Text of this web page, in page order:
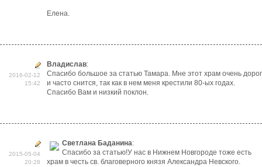
Елена.
2016-02-12
15:42
Владислав:
Спасибо большое за статью Тамара. Мне этот храм очень дорог
и часто снится, так как в нем меня крестили 80-ых годах.
Спасибо Вам и низкий поклон.
2015-05-04
20:28
Светлана Баданина:
Спасибо за статью!У нас в Нижнем Новгороде тоже есть
храм в честь св. благоверного князя Александра Невского.